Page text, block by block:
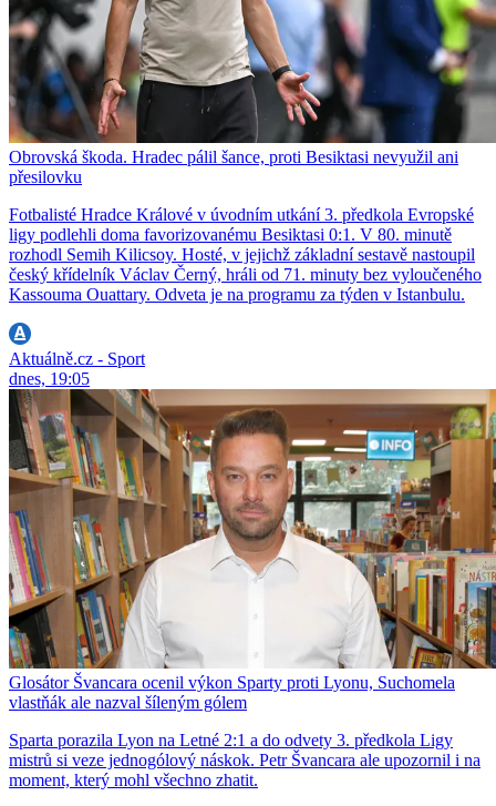
Obrovská škoda. Hradec pálil šance, proti Besiktasi nevyužil ani
přesilovku
Fotbalisté Hradce Králové v úvodním utkání 3. předkola Evropské
ligy podlehli doma favorizovanému Besiktasi 0:1. V 80. minutě
rozhodl Semih Kilicsoy. Hosté, v jejichž základní sestavě nastoupil
český křídelník Václav Černý, hráli od 71. minuty bez vyloučeného
Kassouma Ouattary. Odveta je na programu za týden v Istanbulu.
Aktuálně.cz - Sport
dnes, 19:05
Glosátor Švancara ocenil výkon Sparty proti Lyonu, Suchomela
vlastňák ale nazval šíleným gólem
Sparta porazila Lyon na Letné 2:1 a do odvety 3. předkola Ligy
mistrů si veze jednogólový náskok. Petr Švancara ale upozornil i na
moment, který mohl všechno zhatit.